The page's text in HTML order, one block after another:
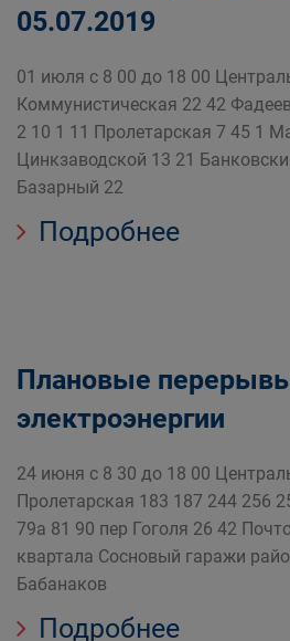
05.07.2019
01 июля с 8 00 до 18 00
Коммунистическая 22 42
2 10 1 11 Пролетарская 7 45 1
Цинкзаводской 13 21
Базарный 22
Подробнее
Плановые
электроэнергии
24 июня с 8 30 до 18 00
Пролетарская 183 187 244 256
79а 81 90 пер Гоголя 26 42
квартала Сосновый гаражи
Бабанаков
Подробнее